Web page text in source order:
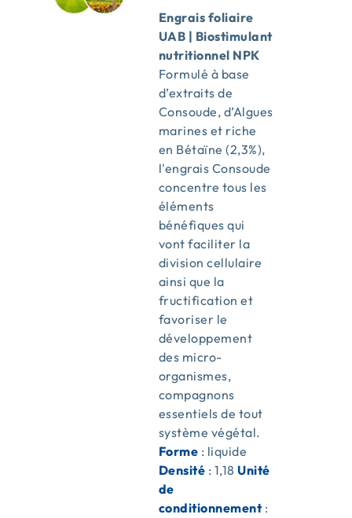
Engrais foliaire
UAB | Biostimulant
nutritionnel NPK
Formulé à base
d’extraits de
Consoude, d’Algues
marines et riche
en Bétaïne (2,3%),
l'engrais Consoude
concentre tous les
éléments
bénéfiques qui
vont faciliter la
division cellulaire
ainsi que la
fructification et
favoriser le
développement
des micro-
organismes,
compagnons
essentiels de tout
système végétal.
Forme : liquide
Densité : 1,18Unité
de
conditionnement: